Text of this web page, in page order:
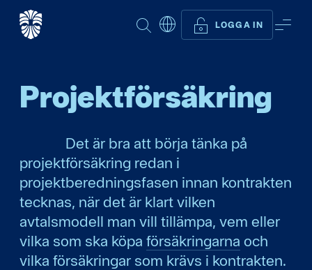
SÖK LOGGA IN
Projekt­försäkring
Det är bra att börja tänka på
projektförsäkring redan i
projektberedningsfasen innan kontrakten
tecknas, när det är klart vilken
avtalsmodell man vill tillämpa, vem eller
vilka som ska köpa försäkringarna och
vilka försäkringar som krävs i kontrakten.